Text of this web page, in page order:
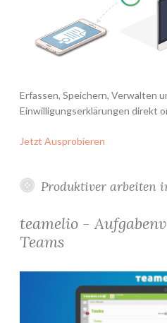
Erfassen, Speichern, Verwalten
Einwilligungserklärungen direkt
Jetzt Ausprobieren
Produktiver arbeiten
teamelio -
Teams